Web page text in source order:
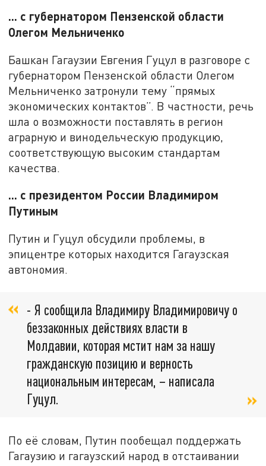
... с губернатором Пензенской области
Олегом Мельниченко
Башкан Гагаузии Евгения Гуцул в разговоре с
губернатором Пензенской области Олегом
Мельниченко затронули тему “прямых
экономических контактов”. В частности, речь
шла о возможности поставлять в регион
аграрную и винодельческую продукцию,
соответствующую высоким стандартам
качества.
... с президентом России Владимиром
Путиным
Путин и Гуцул обсудили проблемы, в
эпицентре которых находится Гагаузская
автономия.
- Я сообщила Владимиру Владимировичу о
беззаконных действиях власти в
Молдавии, которая мстит нам за нашу
гражданскую позицию и верность
национальным интересам, – написала
Гуцул.
По её словам, Путин пообещал поддержать
Гагаузию и гагаузский народ в отстаивании